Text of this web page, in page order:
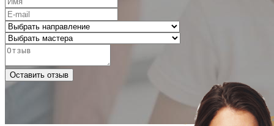
Оставить отзыв